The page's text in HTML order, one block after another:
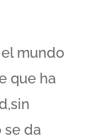
mundo
que ha
se da